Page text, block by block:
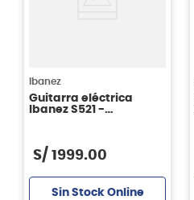
Ibanez
Guitarra eléctrica
Ibanez S521 -
S/ 1999.00
Sin Stock Online